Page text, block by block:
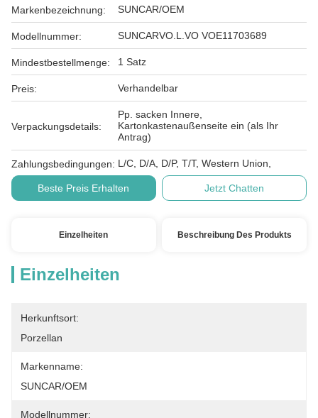
Markenbezeichnung: SUNCAR/OEM
Modellnummer: SUNCARVO.L.VO VOE11703689
Mindestbestellmenge: 1 Satz
Preis: Verhandelbar
Verpackungsdetails:
Pp. sacken Innere,
Kartonkastenaußenseite ein (als Ihr
Antrag)
Zahlungsbedingungen: L/C, D/A, D/P, T/T, Western Union,
Beste Preis Erhalten Jetzt Chatten
Einzelheiten Beschreibung Des Produkts
Einzelheiten
Herkunftsort:
Porzellan
Markenname:
SUNCAR/OEM
Modellnummer: